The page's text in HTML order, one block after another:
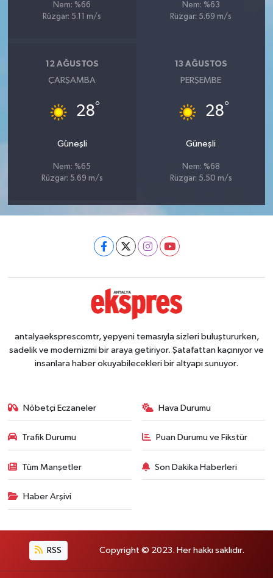
Nem: %66
Rüzgar: 5.11 m/s
Nem: %63
Rüzgar: 5.69 m/s
12 AĞUSTOS
ÇARŞAMBA
28°
Güneşli
Nem: %65
Rüzgar: 5.69 m/s
13 AĞUSTOS
PERŞEMBE
28°
Güneşli
Nem: %68
Rüzgar: 5.50 m/s
antalyaeksprescomtr, yepyeni temasıyla sizleri buluştururken,
sadelik ve modernizmi bir araya getiriyor. Şatafattan kaçınıyor ve
insanlara haber okuyabilecekleri bir altyapı sunuyor.
Nöbetçi Eczaneler Hava Durumu
Trafik Durumu Puan Durumu ve Fikstür
Tüm Manşetler Son Dakika Haberleri
Haber Arşivi
RSS Copyright © 2023. Her hakkı saklıdır.